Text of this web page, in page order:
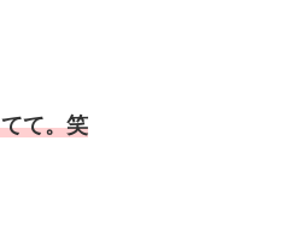
て。笑